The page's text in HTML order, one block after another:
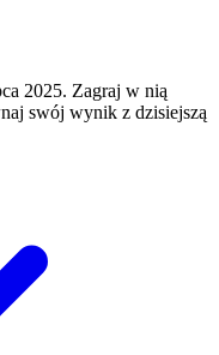
2025. Zagraj w nią
swój wynik z dzisiejszą